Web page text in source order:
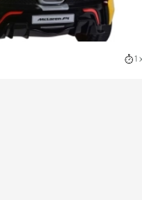
1